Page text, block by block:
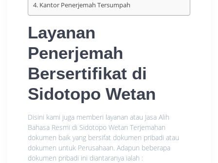
Kantor Penerjemah Tersumpah
Layanan
Penerjemah
Bersertifikat di
Sidotopo Wetan
Disini kami juga memberi layanan atau Jasa Alih
Bahasa Resmi di Sidotopo Wetan Terjemahan
dokumen baik yang bersifat dokumen pribadi atau
dokumen untuk Perusahaan. Adapun beberapa
dokumen pribadi ini diantaranya ialah :